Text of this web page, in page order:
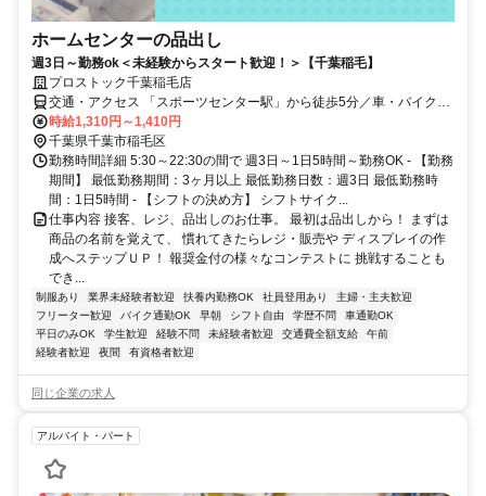
ホームセンターの品出し
週3日～勤務ok＜未経験からスタート歓迎！＞【千葉稲毛】
プロストック千葉稲毛店
交通・アクセス 「スポーツセンター駅」から徒歩5分／車・バイク通
勤ok
時給1,310円～1,410円
千葉県千葉市稲毛区
勤務時間詳細 5:30～22:30の間で 週3日～1日5時間～勤務OK - 【勤務
期間】 最低勤務期間：3ヶ月以上 最低勤務日数：週3日 最低勤務時
間：1日5時間 - 【シフトの決め方】 シフトサイク...
仕事内容 接客、レジ、品出しのお仕事。 最初は品出しから！ まずは
商品の名前を覚えて、 慣れてきたらレジ・販売や ディスプレイの作
成へステップＵＰ！ 報奨金付の様々なコンテストに 挑戦することも
でき...
制服あり 業界未経験者歓迎 扶養内勤務OK 社員登用あり
主婦・主夫歓迎
フリーター歓迎
バイク通勤OK 早朝 シフト自由 学歴不問
車通勤OK
平日のみOK
学生歓迎 経験不問 未経験者歓迎 交通費全額支給
午前
経験者歓迎
夜間 有資格者歓迎
同じ企業の求人
アルバイト・パート